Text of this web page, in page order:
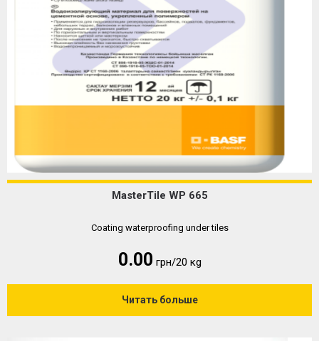
MasterTile WP 665
Coating waterproofing under tiles
0.00 грн/20 кg
Читать больше